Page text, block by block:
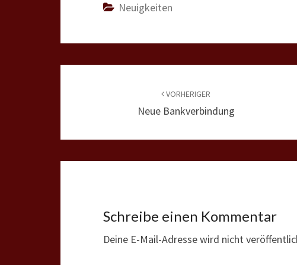
Neuigkeiten
VORHERIGER
Neue Bankverbindung
Schreibe einen Kommentar
Deine E-Mail-Adresse wird nicht